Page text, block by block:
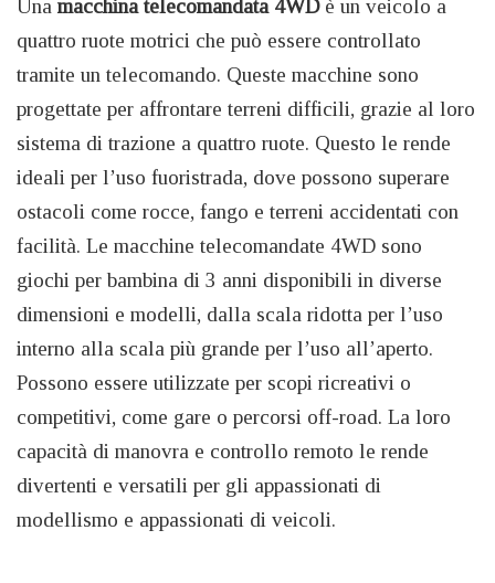
Una macchina telecomandata 4WD è un veicolo a
quattro ruote motrici che può essere controllato
tramite un telecomando. Queste macchine sono
progettate per affrontare terreni difficili, grazie al loro
sistema di trazione a quattro ruote. Questo le rende
ideali per l’uso fuoristrada, dove possono superare
ostacoli come rocce, fango e terreni accidentati con
facilità. Le macchine telecomandate 4WD sono
giochi per bambina di 3 anni disponibili in diverse
dimensioni e modelli, dalla scala ridotta per l’uso
interno alla scala più grande per l’uso all’aperto.
Possono essere utilizzate per scopi ricreativi o
competitivi, come gare o percorsi off-road. La loro
capacità di manovra e controllo remoto le rende
divertenti e versatili per gli appassionati di
modellismo e appassionati di veicoli.